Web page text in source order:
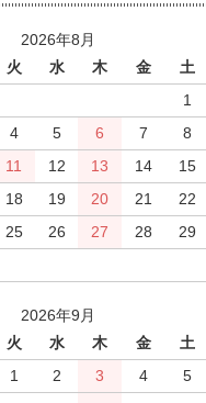
2026年8月
火 水 木 金
土
1
4 5 6 7
8
11 12 13 14
15
18 19 20 21
22
25 26 27 28
29
2026年9月
火 水 木 金
土
1
2 3 4
5